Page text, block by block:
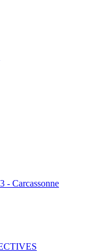
- Carcassonne